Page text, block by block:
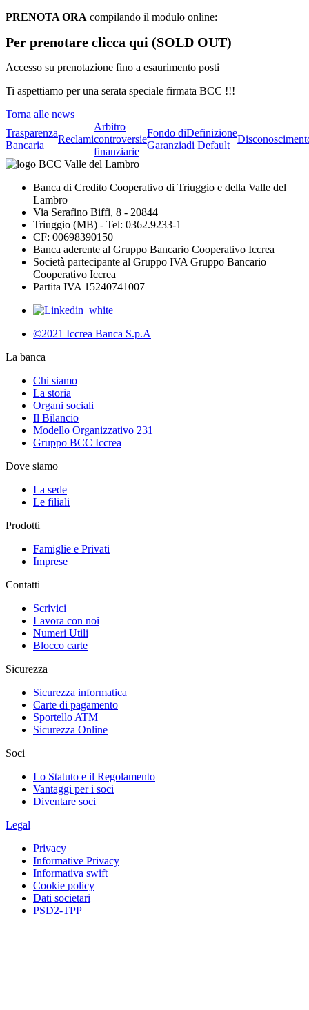
PRENOTA ORA compilando il modulo online:
Per prenotare clicca qui (SOLD OUT)
Accesso su prenotazione fino a esaurimento posti
Ti aspettiamo per una serata speciale firmata BCC !!!
Torna alle news
Trasparenza
Bancaria
Reclami
Arbitro
controversie
finanziarie
Fondo di
Garanzia
Definizione
di Default
Banca di Credito Cooperativo di Triuggio e della Valle del
Lambro
Via Serafino Biffi, 8 - 20844
Triuggio (MB) - Tel: 0362.9233-1
CF: 00698390150
Banca aderente al Gruppo Bancario Cooperativo Iccrea
Società partecipante al Gruppo IVA Gruppo Bancario
Cooperativo Iccrea
Partita IVA 15240741007
©2021 Iccrea Banca S.p.A
La banca
Chi siamo
La storia
Organi sociali
Il Bilancio
Modello Organizzativo 231
Gruppo BCC Iccrea
Dove siamo
La sede
Le filiali
Prodotti
Famiglie e Privati
Imprese
Contatti
Scrivici
Lavora con noi
Numeri Utili
Blocco carte
Sicurezza
Sicurezza informatica
Carte di pagamento
Sportello ATM
Sicurezza Online
Soci
Lo Statuto e il Regolamento
Vantaggi per i soci
Diventare soci
Legal
Privacy
Informative Privacy
Informativa swift
Cookie policy
Dati societari
PSD2-TPP